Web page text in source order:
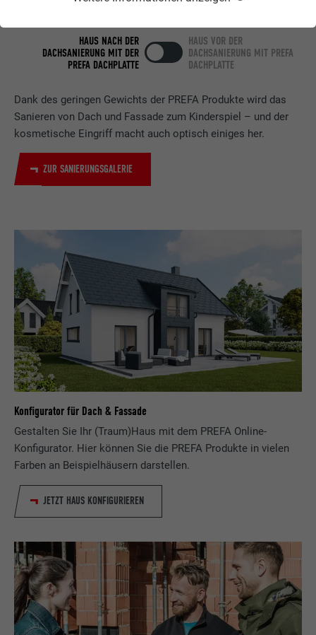
Dank des geringen Gewichts der PREFA Produkte wird das
Sanieren von Dach und Fassade zum Kinderspiel – und der
kosmetische Eingriff macht auch optisch einiges her.
ZUR SANIERUNGSGALERIE
HAUS NACH DER
DACHSANIERUNG MIT DER
PREFA DACHPLATTE
HAUS VOR DER
DACHSANIERUNG MIT PREFA
DACHPLATTE
Konfigurator für Dach & Fassade
Gestalten Sie Ihr (Traum)Haus mit dem PREFA Online-
Konfigurator. Hier können Sie die PREFA Produkte in vielen
Farben an Beispielhäusern darstellen.
JETZT HAUS KONFIGURIEREN